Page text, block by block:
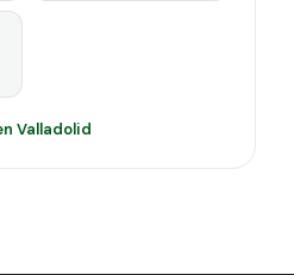
Valladolid